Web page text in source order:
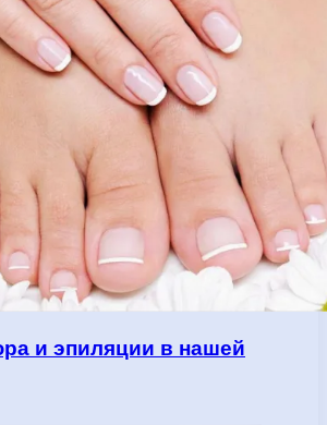
и эпиляции в нашей